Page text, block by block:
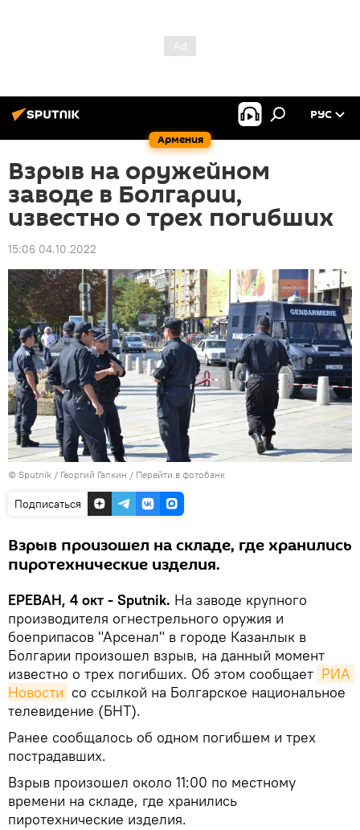
Армения
РУС
Взрыв на оружейном
заводе в Болгарии,
известно о трех погибших
15:06 04.10.2022
© Sputnik / Георгий Галкин / Перейти в фотобанк
Подписаться
Взрыв произошел на складе, где хранились
пиротехнические изделия.
ЕРЕВАН, 4 окт - Sputnik. На заводе крупного
производителя огнестрельного оружия и
боеприпасов "Арсенал" в городе Казанлык в
Болгарии произошел взрыв, на данный момент
известно о трех погибших. Об этом сообщает РИА
Новости со ссылкой на Болгарское национальное
телевидение (БНТ).
Ранее сообщалось об одном погибшем и трех
пострадавших.
Взрыв произошел около 11:00 по местному
времени на складе, где хранились
пиротехнические изделия.